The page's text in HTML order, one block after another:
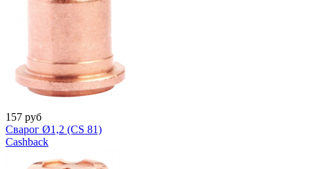
157 руб
Сварог Ø1,2 (CS 81)
Cashback